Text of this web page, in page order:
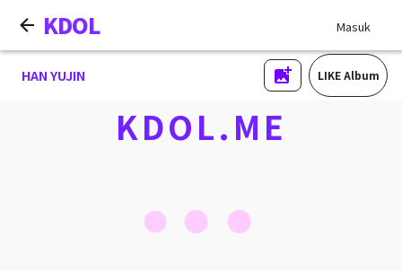
KDOL Masuk
HAN YUJIN LIKE Album
KDOL.ME